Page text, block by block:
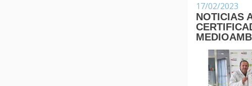
17/02/2023
NOTICIAS